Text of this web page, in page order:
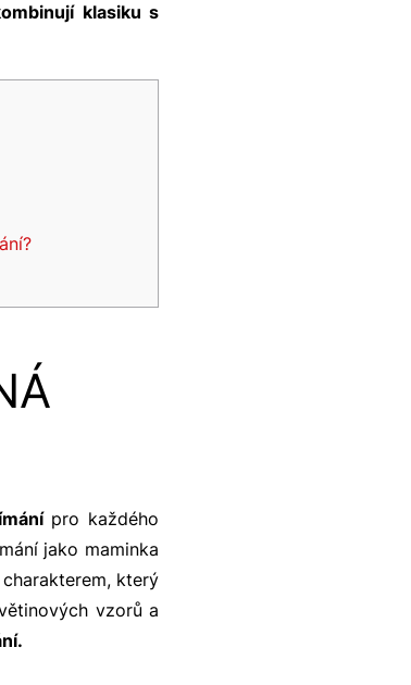
klasiku s
pro každého
jako maminka
který
vzorů a